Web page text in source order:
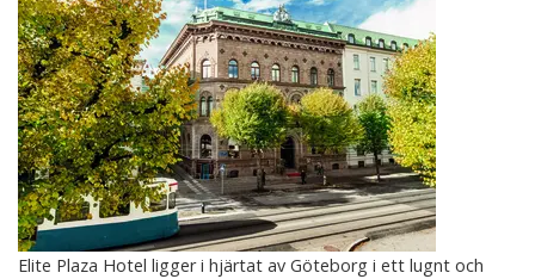
Elite Plaza Hotel ligger i hjärtat av Göteborg i ett lugnt och